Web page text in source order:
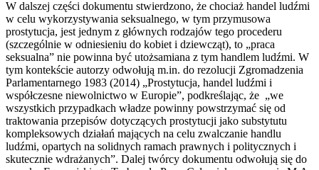
W dalszej części dokumentu stwierdzono, że chociaż handel ludźmi
w celu wykorzystywania seksualnego, w tym przymusowa
prostytucja, jest jednym z głównych rodzajów tego procederu
(szczególnie w odniesieniu do kobiet i dziewcząt), to „praca
seksualna” nie powinna być utożsamiana z tym handlem ludźmi. W
tym kontekście autorzy odwołują m.in. do rezolucji Zgromadzenia
Parlamentarnego 1983 (2014) „Prostytucja, handel ludźmi i
współczesne niewolnictwo w Europie”, podkreślając, że „we
wszystkich przypadkach władze powinny powstrzymać się od
traktowania przepisów dotyczących prostytucji jako substytutu
kompleksowych działań mających na celu zwalczanie handlu
ludźmi, opartych na solidnych ramach prawnych i politycznych i
skutecznie wdrażanych”. Dalej twórcy dokumentu odwołują się do